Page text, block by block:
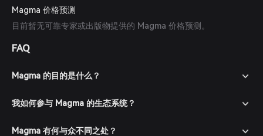
Magma 价格预测
目前暂无可靠专家或出版物提供的 Magma 价格预测。
FAQ
Magma 的目的是什么？
我如何参与 Magma 的生态系统？
Magma 有何与众不同之处？